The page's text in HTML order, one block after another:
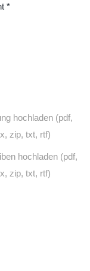
*
hochladen (pdf,
zip, txt, rtf)
hochladen (pdf,
zip, txt, rtf)